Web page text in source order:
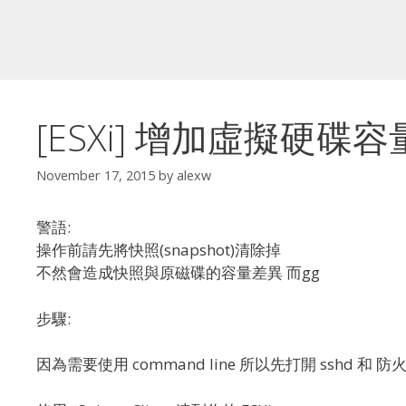
[ESXi] 增加虛擬硬碟容
November 17, 2015 by alexw
警語:
操作前請先將快照(snapshot)清除掉
不然會造成快照與原磁碟的容量差異 而gg
步驟:
因為需要使用 command line 所以先打開 sshd 和 防